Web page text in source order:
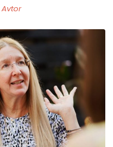
Avtor